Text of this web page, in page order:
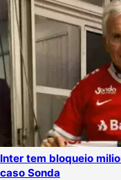
Inter tem bloqueio
caso Sonda